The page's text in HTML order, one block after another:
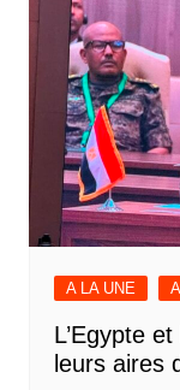
A LA UNE
L’Egypte
leurs aires